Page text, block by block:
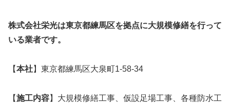
株式会社栄光は東京都練馬区を拠点に大規模修繕を行って
いる業者です。
【本社】東京都練馬区大泉町1-58-34
【施工内容】大規模修繕工事、仮設足場工事、各種防水工